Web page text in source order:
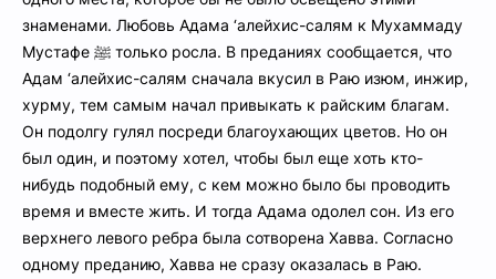
знаменами. Любовь Адама ‘алейхис-салям к Мухаммаду
Мустафе ﷺ только росла. В преданиях сообщается, что
Адам ‘алейхис-салям сначала вкусил в Раю изюм, инжир,
хурму, тем самым начал привыкать к райским благам.
Он подолгу гулял посреди благоухающих цветов. Но он
был один, и поэтому хотел, чтобы был еще хоть кто-
нибудь подобный ему, с кем можно было бы проводить
время и вместе жить. И тогда Адама одолел сон. Из его
верхнего левого ребра была сотворена Хавва. Согласно
одному преданию, Хавва не сразу оказалась в Раю.